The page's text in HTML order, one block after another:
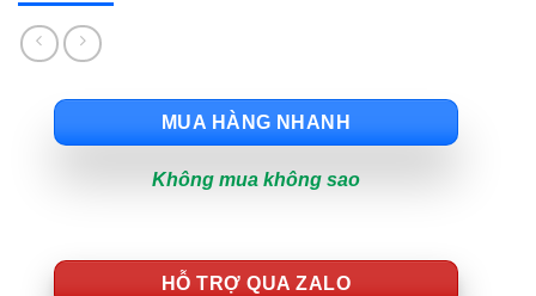
MUA HÀNG NHANH
Không mua không sao
HỖ TRỢ QUA ZALO